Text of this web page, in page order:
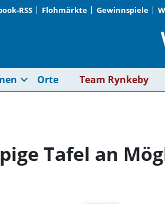
RSS Flohmärkte Gewinnspiele
„Wir
expand_more Orte Team Rynkeby
Tafel an